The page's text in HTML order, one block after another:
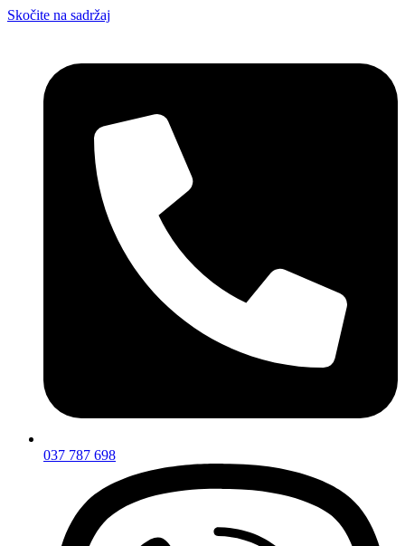
Skočite na sadržaj
037 787 698